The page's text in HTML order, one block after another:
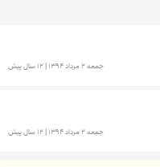
جمعه 2 مرداد 1394 | 12 سال پیش
جمعه 2 مرداد 1394 | 12 سال پیش